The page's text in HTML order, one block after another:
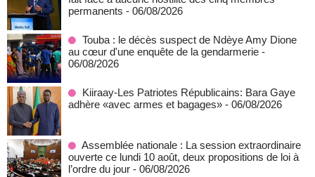
permanents - 06/08/2026
Touba : le décès suspect de Ndèye Amy Dione
au cœur d'une enquête de la gendarmerie -
06/08/2026
Kiiraay-Les Patriotes Républicains: Bara Gaye
adhère «avec armes et bagages» - 06/08/2026
Assemblée nationale : La session extraordinaire
ouverte ce lundi 10 août, deux propositions de loi à
l’ordre du jour - 06/08/2026